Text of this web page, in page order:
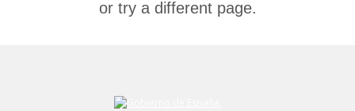
or try a different page.